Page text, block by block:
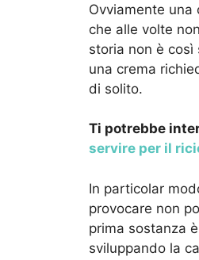
Ovviamente una
che alle volte
storia non è
una crema
di solito.
Ti potrebbe
servire per il
In particolar
provocare non
prima sostanza
sviluppando la